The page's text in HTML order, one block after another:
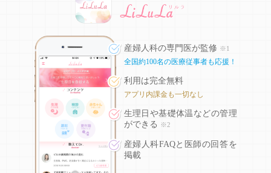
産婦人科の専門医が監修 ※1
全国約100名の医療従事者も応援！
利用は完全無料
アプリ内課金も一切なし
生理日や基礎体温などの管理
ができる
※2
産婦人科FAQと医師の回答を
掲載